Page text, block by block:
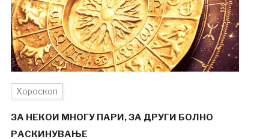
Хороскоп
ЗА НЕКОИ МНОГУ ПАРИ, ЗА ДРУГИ БОЛНО
РАСКИНУВАЊЕ